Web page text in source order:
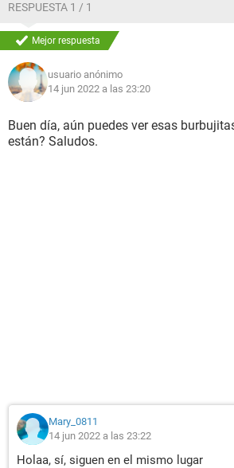
RESPUESTA 1 / 1
Mejor respuesta
usuario anónimo
14 jun 2022 a las 23:20
Buen día, aún puedes ver esas
están? Saludos.
Mary_0811
14 jun 2022 a las 23:22
Holaa, sí, siguen en el mismo lugar